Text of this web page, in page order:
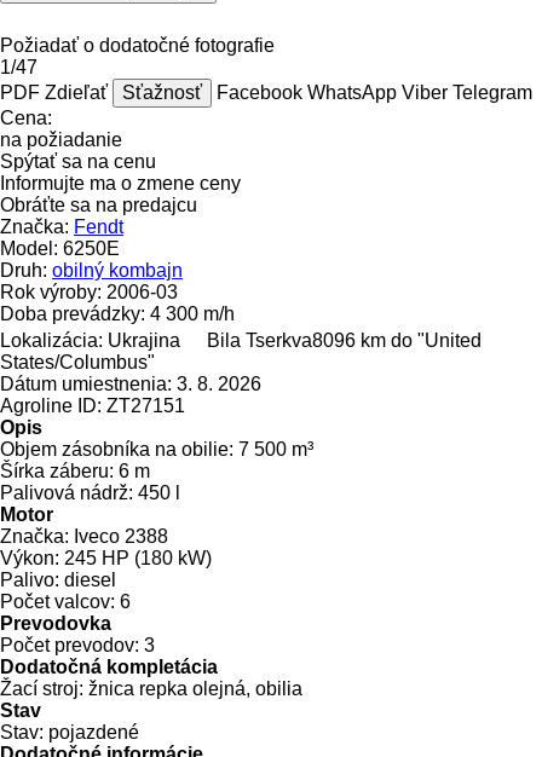
Požiadať o dodatočné fotografie
1/47
PDF Zdieľať Sťažnosť Facebook WhatsApp Viber Telegram
Cena:
na požiadanie
Spýtať sa na cenu
Informujte ma o zmene ceny
Obráťte sa na predajcu
Značka: Fendt
Model: 6250E
Druh: obilný kombajn
Rok výroby: 2006-03
Doba prevádzky: 4 300 m/h
Lokalizácia: Ukrajina Bila Tserkva8096 km do "United
States/Columbus"
Dátum umiestnenia: 3. 8. 2026
Agroline ID: ZT27151
Opis
Objem zásobníka na obilie: 7 500 m³
Šírka záberu: 6 m
Palivová nádrž: 450 l
Motor
Značka: Iveco 2388
Výkon: 245 HP (180 kW)
Palivo: diesel
Počet valcov: 6
Prevodovka
Počet prevodov: 3
Dodatočná kompletácia
Žací stroj: žnica repka olejná, obilia
Stav
Stav: pojazdené